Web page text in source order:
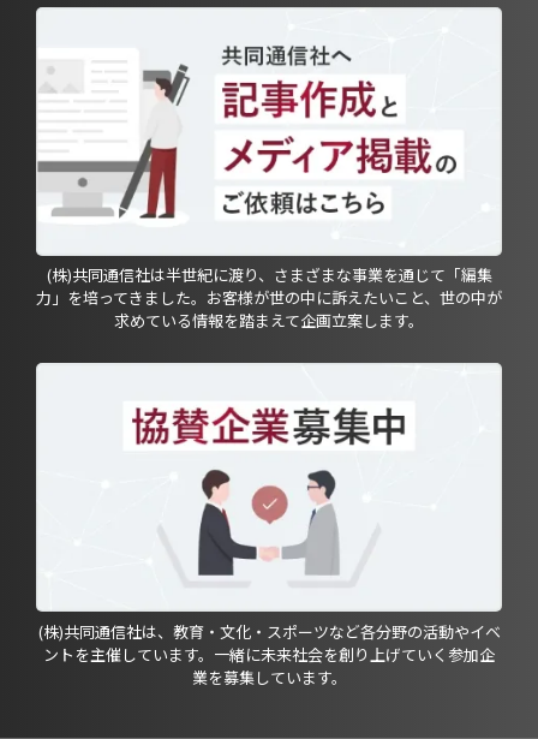
(株)共同通信社は半世紀に渡り、さまざまな事業を通じて「編集
力」を培ってきました。お客様が世の中に訴えたいこと、世の中が
求めている情報を踏まえて企画立案します。
(株)共同通信社は、教育・文化・スポーツなど各分野の活動やイベ
ントを主催しています。一緒に未来社会を創り上げていく参加企
業を募集しています。